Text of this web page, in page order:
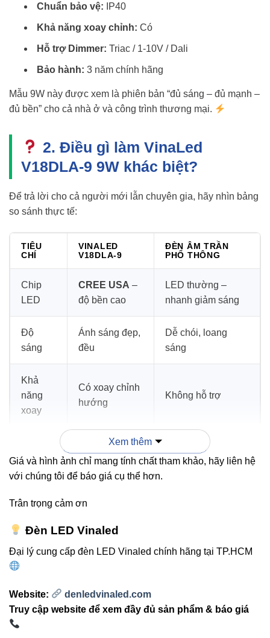
Chuẩn bảo vệ: IP40
Khả năng xoay chỉnh: Có
Hỗ trợ Dimmer: Triac / 1-10V / Dali
Bảo hành: 3 năm chính hãng
Mẫu 9W này được xem là phiên bản “đủ sáng – đủ mạnh –
đủ bền” cho cả nhà ở và công trình thương mại.
2. Điều gì làm VinaLed
V18DLA-9 9W khác biệt?
Để trả lời cho cả người mới lẫn chuyên gia, hãy nhìn bảng
so sánh thực tế:
TIÊU
CHÍ
VINALED
V18DLA-9
ĐÈN ÂM TRẦN
PHỔ THÔNG
Chip
LED
CREE USA –
độ bền cao
LED thường –
nhanh giảm sáng
Độ
sáng
Ánh sáng đẹp,
đều
Dễ chói, loang
sáng
Khả
năng
xoay
Có xoay chỉnh
hướng
Không hỗ trợ
nhiệt
Nhôm đúc
nguyên khối
Nhôm pha – dễ
nóng
Độ bền
giờ
Kết luận:V18DLA-9 là lựa chọn tối ưu nếu bạn
các dự án dài hạn.
Xem thêm
Giá và hình ảnh chỉ mang tính chất tham khảo, hãy liên hệ
với chúng tôi để báo giá cụ thể hơn.
Trân trọng cảm ơn
Đèn LED Vinaled
Đại lý cung cấp đèn LED Vinaled chính hãng tại TP.HCM
Website:
denledvinaled.com
Truy cập website để xem đầy đủ sản phẩm & báo giá